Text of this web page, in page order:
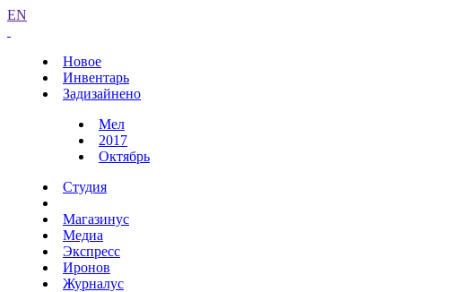
EN
Новое
Инвентарь
Задизайнено
Мел
2017
Октябрь
Студия
Магазинус
Медиа
Экспресс
Иронов
Журналус